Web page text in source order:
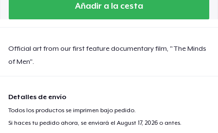
Añadir a la cesta
Official art from our first feature documentary film, "The Minds
of Men".
Detalles de envío
Todos los productos se imprimen bajo pedido.
Si haces tu pedido ahora, se enviará elAugust 17, 2026 o antes.